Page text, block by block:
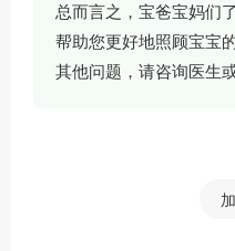
总而言之，宝爸宝妈们
帮助您更好地照顾宝宝
其他问题，请咨询医生